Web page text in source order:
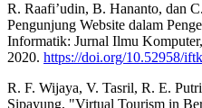
R. Raafi’udin, B. Hananto, dan
Pengunjung Website dalam
Informatik: Jurnal Ilmu
2020. https://doi.org/10.52958/
R. F. Wijaya, V. Tasril, R. E.
Sipayung, "Virtual Tourism in